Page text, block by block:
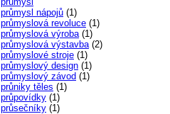
průmysl nápojů (1)
průmyslová revoluce (1)
průmyslová výroba(1)
průmyslová výstavba(2)
průmyslové stroje (1)
průmyslový design (1)
průmyslový závod (1)
průniky těles (1)
průpovídky (1)
průsečníky (1)